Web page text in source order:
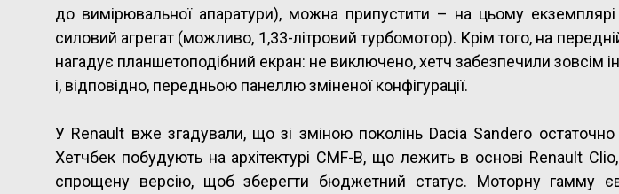
до вимірювальної апаратури), можна припустити – на цьому екземплярі
силовий агрегат (можливо, 1,33-літровий турбомотор). Крім того, на
нагадує планшетоподібний екран: не виключено, хетч забезпечили
і, відповідно, передньою панеллю зміненої конфігурації.
У Renault вже згадували, що зі зміною поколінь Dacia Sandero
Хетчбек побудують на архітектурі CMF-B, що лежить в основі Renault
спрощену версію, щоб зберегти бюджетний статус. Моторну гамму